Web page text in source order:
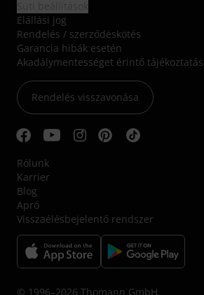
Elállási jog
Rendelés / szerződéskötés
Garancia hibák esetén
Akadálymentességet érintő tájékoztatás
Rendelés visszavonása
Rólunk
Karrier
Blog
Apró
Visszaélésbejelentő rendszer
© 1996–2026 Thomann GmbH.